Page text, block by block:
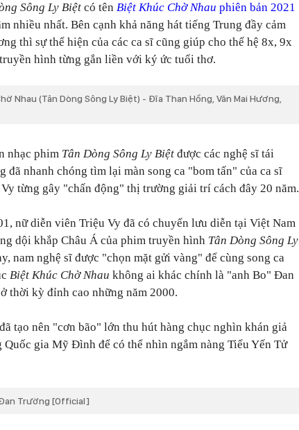
Sông Ly Biệt có tên Biệt Khúc Chờ Nhau phiên bản 2021
nhiều nhất. Bên cạnh khả năng hát tiếng Trung đầy cảm
thì sự thể hiện của các ca sĩ cũng giúp cho thế hệ 8x, 9x
hình từng gắn liền với ký ức tuổi thơ.
Nhau (Tân Dòng Sông Ly Biệt) - Đĩa Than Hồng, Văn Mai Hương,
nhạc phim Tân Dòng Sông Ly Biệt được các nghệ sĩ tái
đã nhanh chóng tìm lại màn song ca "bom tấn" của ca sĩ
từng gây "chấn động" thị trường giải trí cách đây 20 năm.
nữ diễn viên Triệu Vy đã có chuyến lưu diễn tại Việt Nam
dội khắp Châu Á của phim truyền hình Tân Dòng Sông Ly
nam nghệ sĩ được "chọn mặt gửi vàng" để cùng song ca
Biệt Khúc Chờ Nhau không ai khác chính là "anh Bo" Đan
thời kỳ đỉnh cao những năm 2000.
tạo nên "cơn bão" lớn thu hút hàng chục nghìn khán giả
Quốc gia Mỹ Đình để có thể nhìn ngắm nàng Tiểu Yến Tử
Trường [Official]